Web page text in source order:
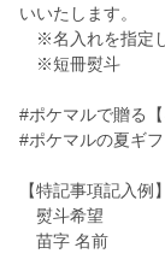
いいたします。
※名入れを指定
※短冊熨斗
#ポケマルで贈る【
#ポケマルの夏ギフ
【特記事項記入例】
熨斗希望
苗字 名前